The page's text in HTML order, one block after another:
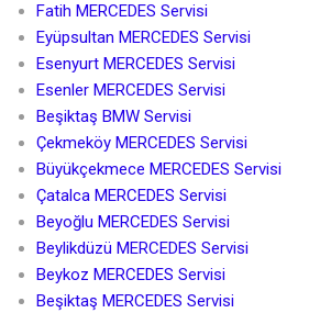
Fatih MERCEDES Servisi
Eyüpsultan MERCEDES Servisi
Esenyurt MERCEDES Servisi
Esenler MERCEDES Servisi
Beşiktaş BMW Servisi
Çekmeköy MERCEDES Servisi
Büyükçekmece MERCEDES Servisi
Çatalca MERCEDES Servisi
Beyoğlu MERCEDES Servisi
Beylikdüzü MERCEDES Servisi
Beykoz MERCEDES Servisi
Beşiktaş MERCEDES Servisi